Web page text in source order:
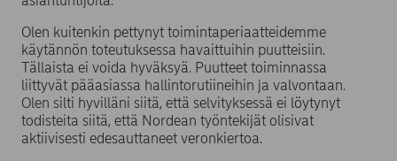
Olen kuitenkin pettynyt toimintaperiaatteidemme
käytännön toteutuksessa havaittuihin puutteisiin.
Tällaista ei voida hyväksyä. Puutteet toiminnassa
liittyvät pääasiassa hallintorutiineihin ja valvontaan.
Olen silti hyvilläni siitä, että selvityksessä ei löytynyt
todisteita siitä, että Nordean työntekijät olisivat
aktiivisesti edesauttaneet veronkiertoa.